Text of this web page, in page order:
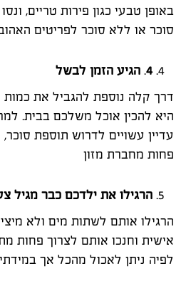
באופן טבעי כגון פירות טריים,
סוכר או ללא סוכר לפריטים
4
. הגיע הזמן לבשל
דרך קלה נוספת להגביל את כמות
היא להכין אוכל משלכם בבית.
עדיין עשויים לדרוש תוספת
פחות מחברת מזון
הרגילו את ילדכם כבר מגיל
הרגילו אותם לשתות מים ולא
אישית וחנכו אותם לצרוך פחות
לפיה ניתן לאכול מהכל אך